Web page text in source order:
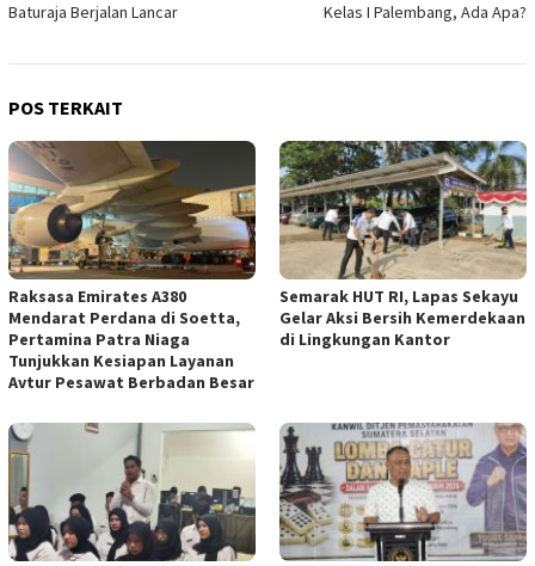
Baturaja Berjalan Lancar
Kelas I Palembang, Ada Apa?
POS TERKAIT
Raksasa Emirates A380
Mendarat Perdana di Soetta,
Pertamina Patra Niaga
Tunjukkan Kesiapan Layanan
Avtur Pesawat Berbadan Besar
Semarak HUT RI, Lapas Sekayu
Gelar Aksi Bersih Kemerdekaan
di Lingkungan Kantor